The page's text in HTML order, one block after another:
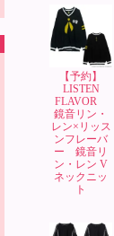
【予約】
LISTEN
FLAVOR
鏡音リン・
レン×リッス
ンフレーバ
ー 鏡音リ
ン・レン V
ネックニッ
ト